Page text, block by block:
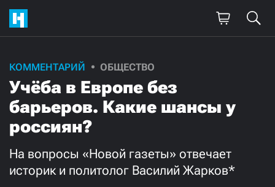
КОММЕНТАРИЙ ОБЩЕСТВО
Учёба в Европе без
барьеров. Какие шансы у
россиян?
На вопросы «Новой газеты» отвечает
историк и политолог Василий Жарков*